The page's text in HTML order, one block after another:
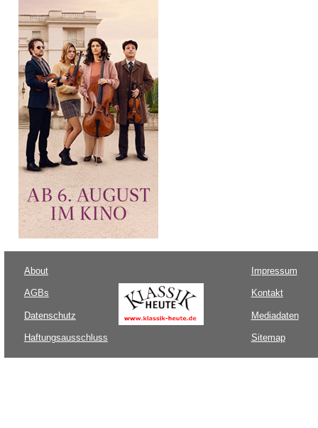
About
AGBs
Datenschutz
Haftungsausschluss
Impressum
Kontakt
Mediadaten
Sitemap